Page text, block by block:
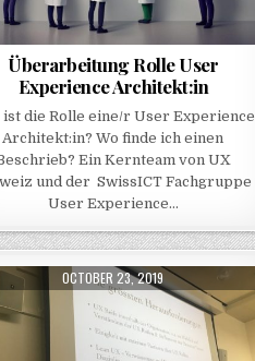
Überarbeitung Rolle User
Experience Architekt:in
ist die Rolle eine/r User Experience
Architekt:in? Wo finde ich einen
Ein Kernteam von UX
und der SwissICT Fachgruppe
User Experience…
PUBLISHED DATE:
OCTOBER 23, 2019